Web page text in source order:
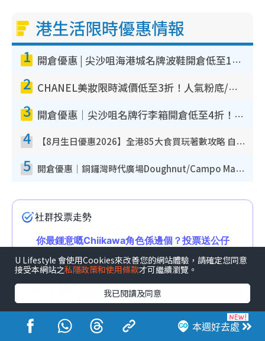
港生活限時優惠情報
1 開倉優惠 | 尖沙咀海港城名牌波鞋開倉低至1折！On鞋$899起／Joy&Peace鞋履$98起
2 CHANEL美妝限時減價低至3折！人氣粉底/唇膏/精華液低至$275！COCO香水都有平
3 開倉優惠｜尖沙咀名牌行李箱開倉低至4折！一連5日 American Tourister/ace./Hallmark $200起！
4 【8月生日優惠2026】全港85大食買玩著數攻略 自助餐/火鍋放題同行免費＋誠品/DONKI送現金券
5 開倉優惠｜銅鑼灣時代廣場Doughnut/Campo Marzio開倉低至1折！背囊、書包、手袋劈價$200起
本週好去處
U Lifestyle 會使用Cookies來改善您的網站體驗，請確定您同意
接受本網站之私隱政策和使用條款才可繼續瀏覽。
我已閱讀及同意